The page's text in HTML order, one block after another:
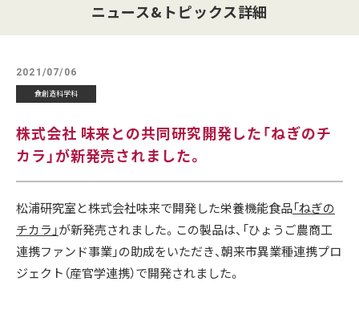
ニュース&トピックス詳細
2021/07/06
食創造科学科
株式会社 味来との共同研究開発した「ねぎのチ
カラ」が新発売されました。
松浦研究室と株式会社味来で開発した栄養機能食品「ねぎの
チカラ」が新発売されました。この製品は、「ひょうご農商工
連携ファンド事業」の助成をいただき、朝来市異業種連携プロ
ジェクト（産官学連携）で開発されました。